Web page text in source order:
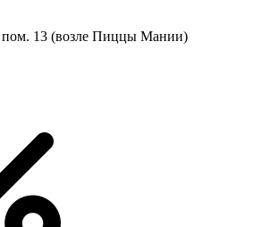
пом. 13 (возле Пиццы Мании)